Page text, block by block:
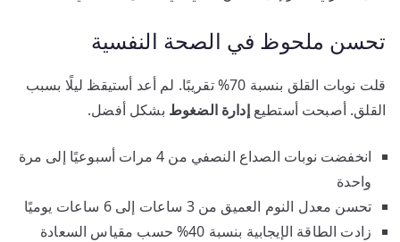
تحسن ملحوظ في الصحة النفسية
قلت نوبات القلق بنسبة 70% تقريبًا. لم أعد أستيقظ ليلًا بسبب
القلق. أصبحت أستطيعإدارة الضغوط بشكل أفضل.
انخفضت نوبات الصداع النصفي من 4 مرات أسبوعيًا إلى مرة
واحدة
تحسن معدل النوم العميق من 3 ساعات إلى 6 ساعات يوميًا
زادت الطاقة الإيجابية بنسبة 40% حسب مقياس السعادة